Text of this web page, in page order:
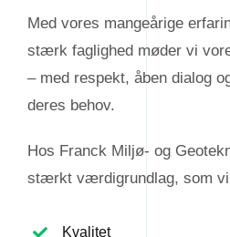
Med vores mangeårige
stærk faglighed møder vi
– med respekt, åben dialog
deres behov.
Hos Franck Miljø- og
stærkt værdigrundlag, som vi
Kvalitet